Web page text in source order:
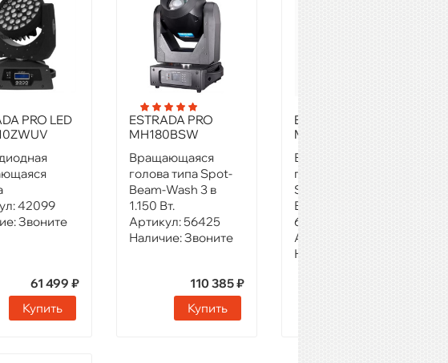
PRO LED
42099
Звоните
61 499 ₽
Купить
ESTRADA PRO
MH180BSW
Вращающаяся
голова типа Spot-
Beam-Wash 3 в
1.150 Вт.
Артикул:56425
Наличие:Звоните
110 385 ₽
Купить
ESTRADA PRO
MH95SW Luna V2
Вращающаяся
голова
Spot/Wash.Spot 75
Вт LED+Wash
6х10Вт RGBW
Артикул:
Наличие: